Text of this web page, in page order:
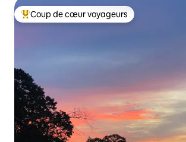
Coups de cœur voyageurs les plus
Coup de cœur voyageurs